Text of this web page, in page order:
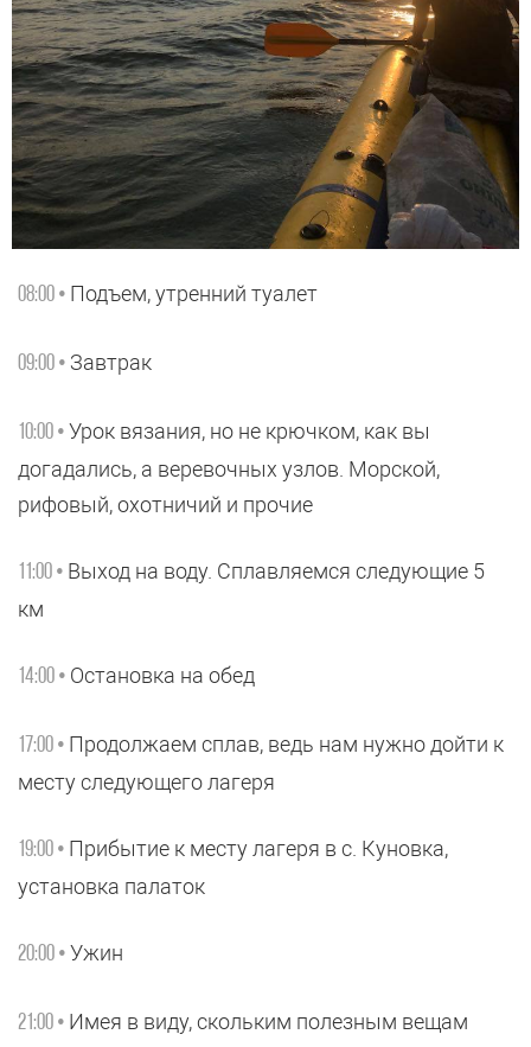
08:00 • Подъем, утренний туалет
09:00 • Завтрак
10:00 • Урок вязания, но не крючком, как вы
догадались, а веревочных узлов. Морской,
рифовый, охотничий и прочие
11:00 • Выход на воду. Сплавляемся следующие 5
км
14:00 • Остановка на обед
17:00 • Продолжаем сплав, ведь нам нужно дойти к
месту следующего лагеря
19:00 • Прибытие к месту лагеря в с. Куновка,
установка палаток
20:00 • Ужин
21:00 • Имея в виду, скольким полезным вещам